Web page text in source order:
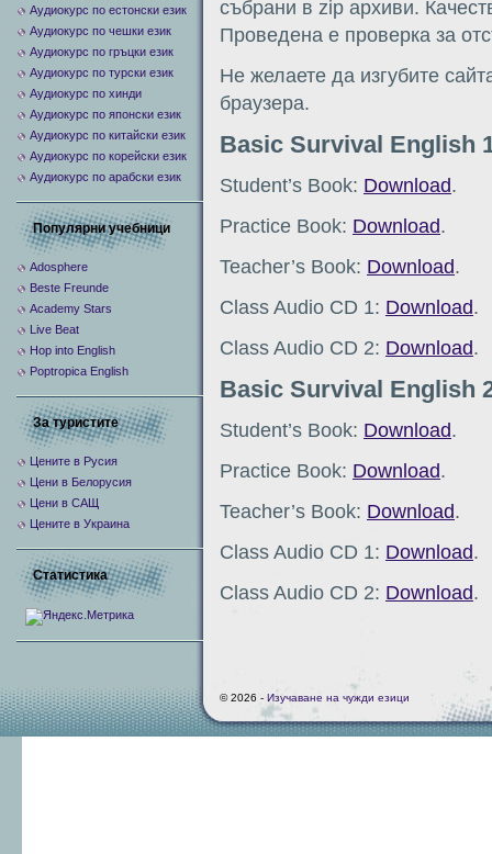
събрани в zip архиви.
Проведена е проверка за
Не желаете да изгубите
браузера.
Basic Survival English
Student’s Book: Download.
Practice Book: Download.
Teacher’s Book: Download.
Class Audio CD 1: Download.
Class Audio CD 2: Download.
Basic Survival English
Student’s Book: Download.
Practice Book: Download.
Teacher’s Book: Download.
Class Audio CD 1: Download.
Class Audio CD 2: Download.
Аудиокурс по естонски език
Аудиокурс по чешки език
Аудиокурс по гръцки език
Аудиокурс по турски език
Аудиокурс по хинди
Аудиокурс по японски език
Аудиокурс по китайски език
Аудиокурс по корейски език
Аудиокурс по арабски език
Популярни учебници
Adosphere
Beste Freunde
Academy Stars
Live Beat
Hop into English
Poptropica English
За туристите
Цените в Русия
Цени в Белорусия
Цени в САЩ
Цените в Украина
Статистика
© 2026 - Изучаване на чужди езици